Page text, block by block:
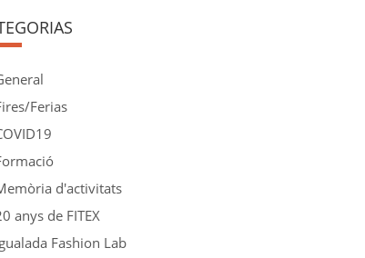
Ferias
d'activitats
anys de FITEX
Fashion Lab